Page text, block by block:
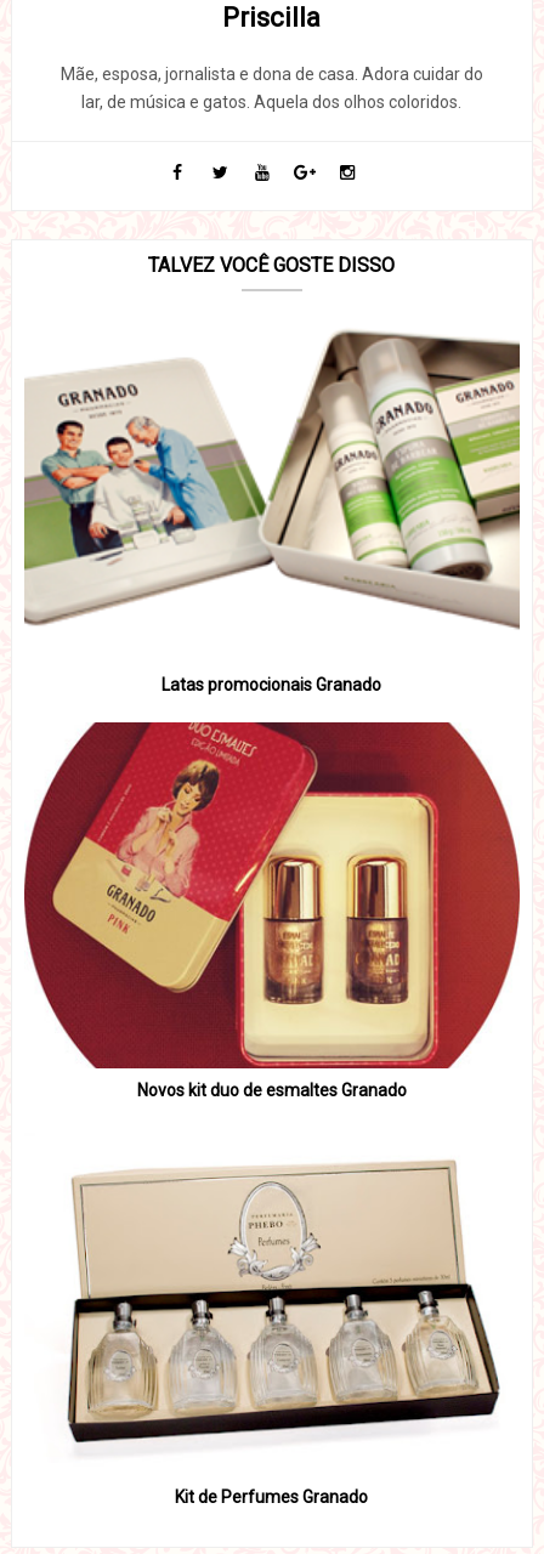
Priscilla
Mãe, esposa, jornalista e dona de casa. Adora cuidar do
lar, de música e gatos. Aquela dos olhos coloridos.
TALVEZ VOCÊ GOSTE DISSO
Latas promocionais Granado
Novos kit duo de esmaltes Granado
Kit de Perfumes Granado